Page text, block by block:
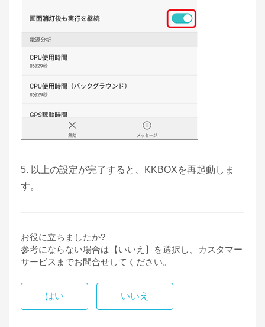
5. 以上の設定が完了すると、KKBOXを再起動しま
す。
お役に立ちましたか?
参考にならない場合は【いいえ】を選択し、カスタマー
サービスまでお問合せしてください。
はい いいえ